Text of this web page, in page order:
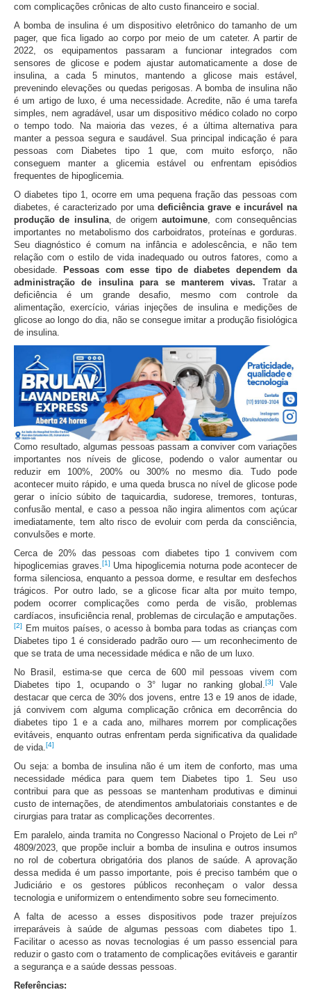
com complicações crônicas de alto custo financeiro e social.
A bomba de insulina é um dispositivo eletrônico do tamanho de um
pager, que fica ligado ao corpo por meio de um cateter. A partir de
2022, os equipamentos passaram a funcionar integrados com
sensores de glicose e podem ajustar automaticamente a dose de
insulina, a cada 5 minutos, mantendo a glicose mais estável,
prevenindo elevações ou quedas perigosas. A bomba de insulina não
é um artigo de luxo, é uma necessidade. Acredite, não é uma tarefa
simples, nem agradável, usar um dispositivo médico colado no corpo
o tempo todo. Na maioria das vezes, é a última alternativa para
manter a pessoa segura e saudável. Sua principal indicação é para
pessoas com Diabetes tipo 1 que, com muito esforço, não
conseguem manter a glicemia estável ou enfrentam episódios
frequentes de hipoglicemia.
O diabetes tipo 1, ocorre em uma pequena fração das pessoas com
diabetes, é caracterizado por umadeficiência grave e incurável na
produção de insulina, de origemautoimune , com consequências
importantes no metabolismo dos carboidratos, proteínas e gorduras.
Seu diagnóstico é comum na infância e adolescência, e não tem
relação com o estilo de vida inadequado ou outros fatores, como a
obesidade.
Pessoas com esse tipo de diabetes dependem da
administração de insulina para se manterem vivas. Tratar a
deficiência é um grande desafio, mesmo com controle da
alimentação, exercício, várias injeções de insulina e medições de
glicose ao longo do dia, não se consegue imitar a produção fisiológica
de insulina.
Como resultado, algumas pessoas passam a conviver com variações
importantes nos níveis de glicose, podendo o valor aumentar ou
reduzir em 100%, 200% ou 300% no mesmo dia. Tudo pode
acontecer muito rápido, e uma queda brusca no nível de glicose pode
gerar o início súbito de taquicardia, sudorese, tremores, tonturas,
confusão mental, e caso a pessoa não ingira alimentos com açúcar
imediatamente, tem alto risco de evoluir com perda da consciência,
convulsões e morte.
Cerca de 20% das pessoas com diabetes tipo 1 convivem com
hipoglicemias graves. [1] Uma hipoglicemia noturna pode acontecer de
forma silenciosa, enquanto a pessoa dorme, e resultar em desfechos
trágicos. Por outro lado, se a glicose ficar alta por muito tempo,
podem ocorrer complicações como perda de visão, problemas
cardíacos, insuficiência renal, problemas de circulação e amputações.
[2]
Em muitos países, o acesso à bomba para todas as crianças com
Diabetes tipo 1 é considerado padrão ouro — um reconhecimento de
que se trata de uma necessidade médica e não de um luxo.
No Brasil, estima-se que cerca de 600 mil pessoas vivem com
Diabetes tipo 1, ocupando o 3° lugar no ranking global.
[3]
Vale
destacar que cerca de 30% dos jovens, entre 13 e 19 anos de idade,
já convivem com alguma complicação crônica em decorrência do
diabetes tipo 1 e a cada ano, milhares morrem por complicações
evitáveis, enquanto outras enfrentam perda significativa da qualidade
de vida. [4]
Ou seja: a bomba de insulina não é um item de conforto, mas uma
necessidade médica para quem tem Diabetes tipo 1. Seu uso
contribui para que as pessoas se mantenham produtivas e diminui
custo de internações, de atendimentos ambulatoriais constantes e de
cirurgias para tratar as complicações decorrentes.
Em paralelo, ainda tramita no Congresso Nacional o Projeto de Lei nº
4809/2023, que propõe incluir a bomba de insulina e outros insumos
no rol de cobertura obrigatória dos planos de saúde. A aprovação
dessa medida é um passo importante, pois é preciso também que o
Judiciário e os gestores públicos reconheçam o valor dessa
tecnologia e uniformizem o entendimento sobre seu fornecimento.
A falta de acesso a esses dispositivos pode trazer prejuízos
irreparáveis à saúde de algumas pessoas com diabetes tipo 1.
Facilitar o acesso as novas tecnologias é um passo essencial para
reduzir o gasto com o tratamento de complicações evitáveis e garantir
a segurança e a saúde dessas pessoas.
Referências: